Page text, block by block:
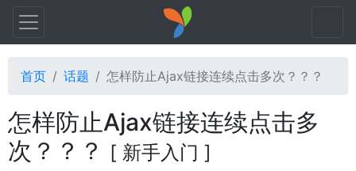
首页 话题 怎样防止Ajax链接连续点击多次？？？
怎样防止Ajax链接连续点击多
次？？？
[ 新手入门 ]